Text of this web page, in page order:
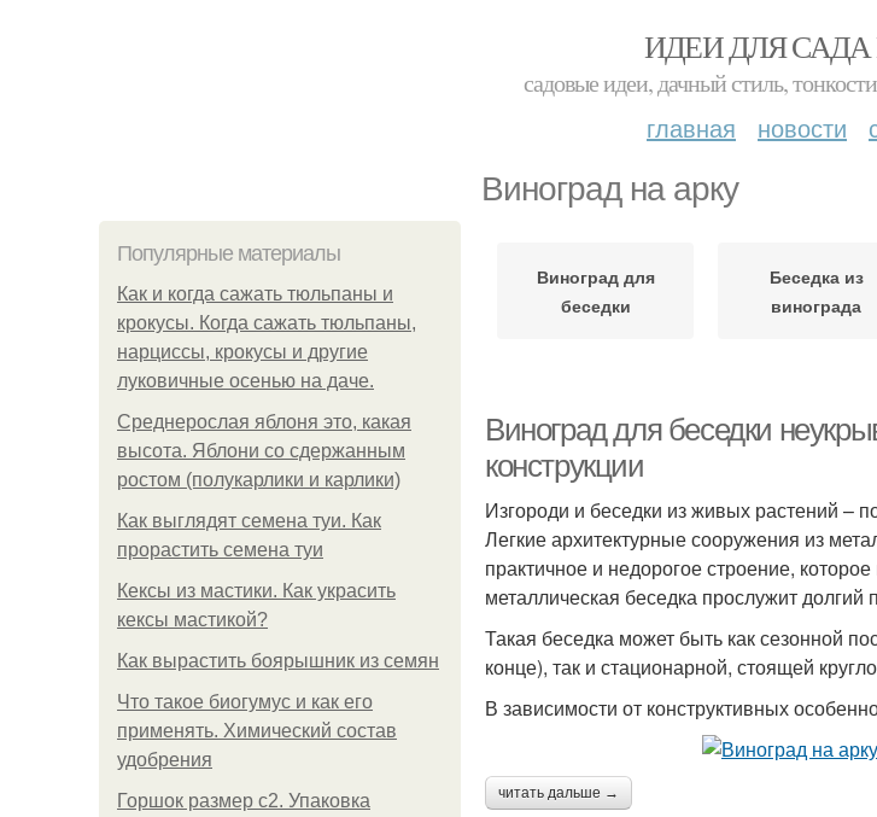
ИДЕИ ДЛЯ САДА
садовые идеи, дачный стиль,
главная новости
Виноград на арку
Популярные материалы
Как и когда сажать тюльпаны и
крокусы. Когда сажать тюльпаны,
нарциссы, крокусы и другие
луковичные осенью на даче.
Среднерослая яблоня это, какая
высота. Яблони со сдержанным
ростом (полукарлики и карлики)
Как выглядят семена туи. Как
прорастить семена туи
Кексы из мастики. Как украсить
кексы мастикой?
Как вырастить боярышник из семян
Что такое биогумус и как его
применять. Химический состав
удобрения
Горшок размер с2. Упаковка
Виноград для
беседки
Беседка из
винограда
Виноград для беседки
конструкции
Изгороди и беседки из живых растений –
Легкие архитектурные сооружения из
практичное и недорогое строение,
металлическая беседка прослужит
Такая беседка может быть как сезонной
конце), так и стационарной, стоящей
В зависимости от конструктивных
читать дальше →